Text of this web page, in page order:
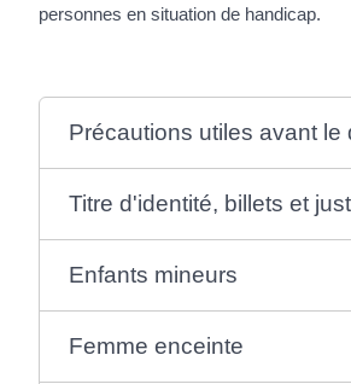
personnes en situation de handicap.
Précautions utiles avant le
Titre d'identité, billets et
Enfants mineurs
Femme enceinte